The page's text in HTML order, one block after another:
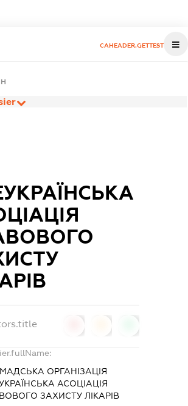
CAHEADER.GETTEST
ОРГАНІЗАЦІЯ
АСОЦІАЦІЯ
ЗАХИСТУ ЛІКАРІВ